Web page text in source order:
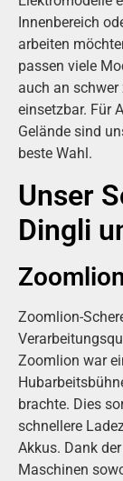
Innenbereich
arbeiten
passen viele
auch an
einsetzbar. Für
Gelände sind
beste Wahl.
Unser
Dingli
Zoomlion-
Zoomlion war
brachte. Dies
schnellere
Akkus. Dank
Maschinen